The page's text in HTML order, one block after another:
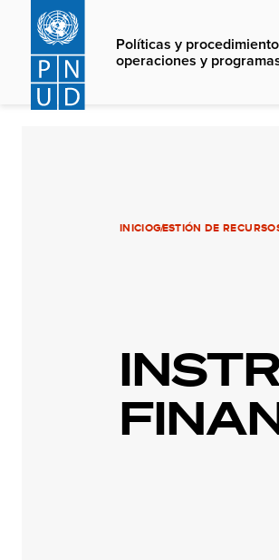
main
content
Políticas y
operaciones y
INICIOGESTIÓN DE